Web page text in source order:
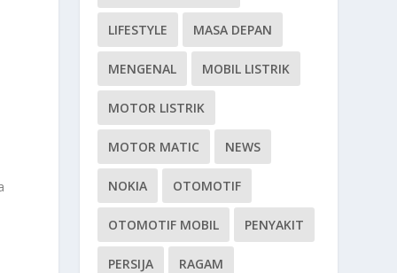
LIFESTYLE MASA DEPAN
MENGENAL MOBIL LISTRIK
MOTOR LISTRIK
MOTOR MATIC NEWS
NOKIA OTOMOTIF
OTOMOTIF MOBIL PENYAKIT
PERSIJA RAGAM